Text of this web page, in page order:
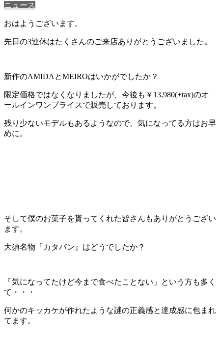
ニュース
おはようございます。
先日の3連休はたくさんのご来店ありがとうございました。
新作のAMIDA とMEIROはいかがでしたか？
限定価格ではなくなりましたが、今後も ￥13,980(+tax)のオ
ールインワンプライスで販売しております。
残り少ないモデルもあるようなので、気になってる方はお早
めに。
そして僕のお菓子を貰ってくれた皆さんもありがとうござい
ます。
大須名物『カタパン』 はどうでしたか？
「気になってたけど今まで食べたことない」という方も多く
て・・・
何かのキッカケが作れたような謎の正義感と達成感に包まれ
てます。